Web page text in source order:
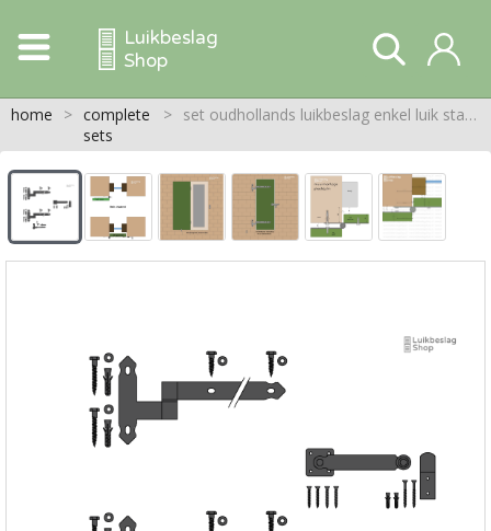
Luikbeslag
Shop
home > complete
sets
> set oudhollands luikbeslag enkel luik staartheng linksdraaiend